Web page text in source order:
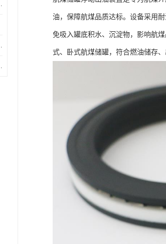
送效率
较长
力损失
油，保障航煤品质达标。设备采用
免吸入罐底积水、沉淀物，影响航
式、卧式航煤储罐，符合燃油储存、